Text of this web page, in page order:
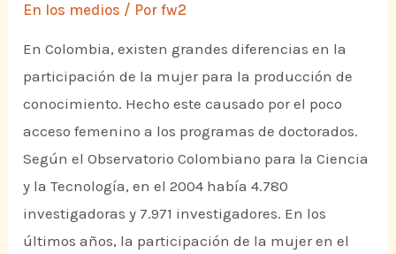
En los medios / Porfw2
En Colombia, existen grandes diferencias en la
participación de la mujer para la producción de
conocimiento. Hecho este causado por el poco
acceso femenino a los programas de doctorados.
Según el Observatorio Colombiano para la Ciencia
y la Tecnología, en el 2004 había 4.780
investigadoras y 7.971 investigadores. En los
últimos años, la participación de la mujer en el